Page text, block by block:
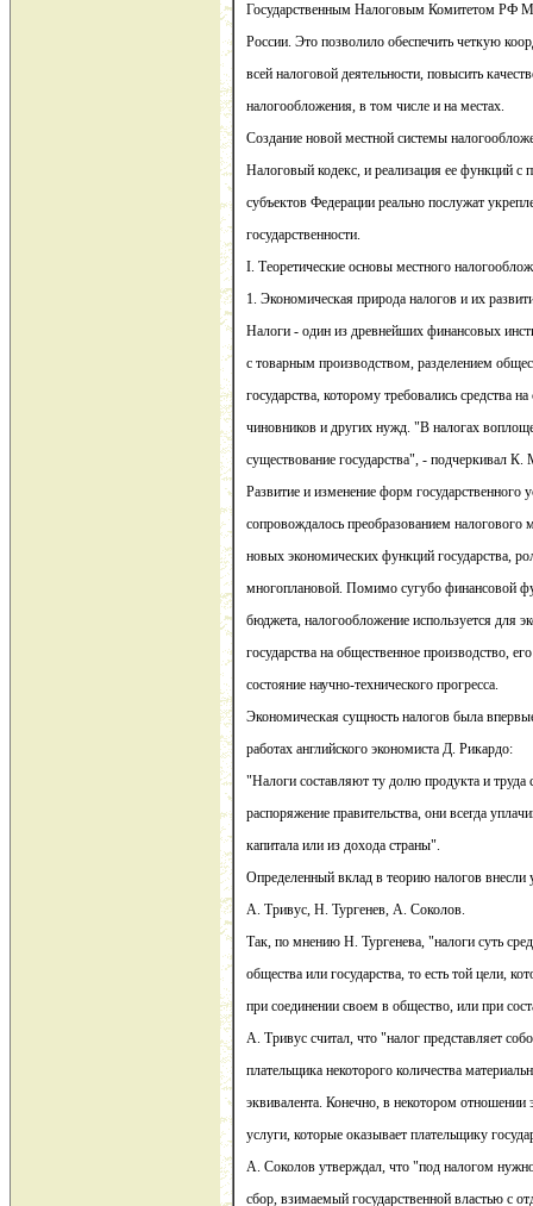
Государственным Налоговым Комитетом РФ
России. Это позволило обеспечить четкую
всей налоговой деятельности, повысить
налогообложения, в том числе и на местах.
Создание новой местной системы
Налоговый кодекс, и реализация ее функций с
субъектов Федерации реально послужат
государственности.
I. Теоретические основы местного
1. Экономическая природа налогов и их
Налоги - один из древнейших финансовых
с товарным производством, разделением
государства, которому требовались средства
чиновников и других нужд. "В налогах
существование государства", - подчеркивал К.
Развитие и изменение форм государственного
сопровождалось преобразованием
новых экономических функций государства,
многоплановой. Помимо сугубо финансовой
бюджета, налогообложение используется для
государства на общественное производство,
состояние научно-технического прогресса.
Экономическая сущность налогов была
работах английского экономиста Д. Рикардо:
"Налоги составляют ту долю продукта и труда
распоряжение правительства, они всегда
капитала или из дохода страны".
Определенный вклад в теорию налогов внесли
А. Тривус, Н. Тургенев, А. Соколов.
Так, по мнению Н. Тургенева, "налоги суть
общества или государства, то есть той цели,
при соединении своем в общество, или при
А. Тривус считал, что "налог представляет
плательщика некоторого количества
эквивалента. Конечно, в некотором отношении
услуги, которые оказывает плательщику
А. Соколов утверждал, что "под налогом
сбор, взимаемый государственной властью с